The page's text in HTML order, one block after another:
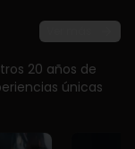
20 años de
únicas